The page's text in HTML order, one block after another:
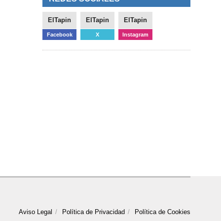
ElTapin
Facebook
ElTapin
X
ElTapin
Instagram
Aviso Legal Política de Privacidad Política de Cookies